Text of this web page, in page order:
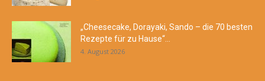
„Cheesecake, Dorayaki, Sando – die 70 besten
Rezepte für zu Hause“...
4. August 2026